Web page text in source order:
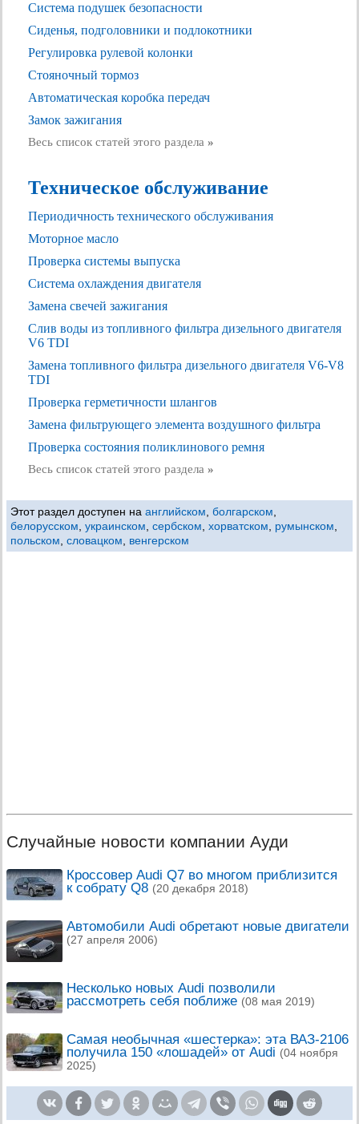
Система подушек безопасности
Сиденья, подголовники и подлокотники
Регулировка рулевой колонки
Стояночный тормоз
Автоматическая коробка передач
Замок зажигания
Весь список статей этого раздела »
Техническое обслуживание
Периодичность технического обслуживания
Моторное масло
Проверка системы выпуска
Система охлаждения двигателя
Замена свечей зажигания
Слив воды из топливного фильтра дизельного двигателя
V6 TDI
Замена топливного фильтра дизельного двигателя V6-V8
TDI
Проверка герметичности шлангов
Замена фильтрующего элемента воздушного фильтра
Проверка состояния поликлинового ремня
Весь список статей этого раздела »
Этот раздел доступен на английском болгарском
белорусском украинском сербском хорватском румынском
польском словацком венгерском
Случайные новости компании Ауди
Кроссовер Audi Q7 во многом приблизится
к собрату Q8 (20 декабря 2018)
Автомобили Audi обретают новые двигатели
(27 апреля 2006)
Несколько новых Audi позволили
рассмотреть себя поближе (08 мая 2019)
Самая необычная «шестерка»: эта ВАЗ-2106
получила 150 «лошадей» от Audi (04 ноября
2025)